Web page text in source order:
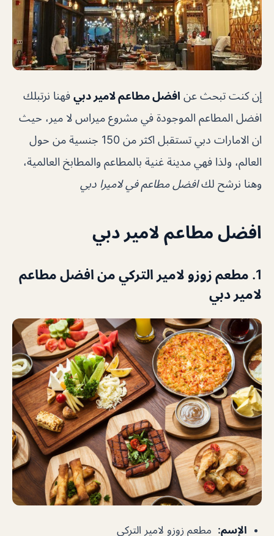
إن كنت تبحث عن افضل مطاعم لامير دبي فهنا نرتبلك
افضل المطاعم الموجودة في مشروع ميراس لا مير، حيث
ان الامارات دبي تستقبل اكثر من 150 جنسية من حول
العالم، ولذا فهي مدينة غنية بالمطاعم والمطابخ العالمية،
وهنا نرشح لكافضل مطاعم في لاميرا دبي
افضل مطاعم لامير دبي
1. مطعم زوزو لامير التركي من افضل مطاعم
لامير دبي
الإسم: مطعم زوزو لامير التركي